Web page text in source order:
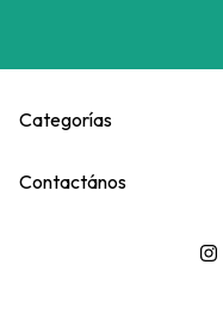
Categorías
Contactános